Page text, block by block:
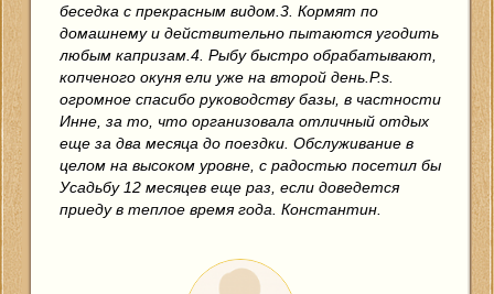
беседка с прекрасным видом.3. Кормят по
домашнему и действительно пытаются угодить
любым капризам.4. Рыбу быстро обрабатывают,
копченого окуня ели уже на второй день.P.s.
огромное спасибо руководству базы, в частности
Инне, за то, что организовала отличный отдых
еще за два месяца до поездки. Обслуживание в
целом на высоком уровне, с радостью посетил бы
Усадьбу 12 месяцев еще раз, если доведется
приеду в теплое время года. Константин.